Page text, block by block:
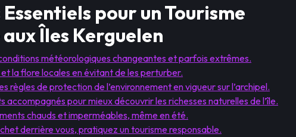
pour un Tourisme
Îles Kerguelen
météorologiques changeantes et parfois extrêmes.
la flore locales en évitant de les perturber.
règles de protection de l’environnement en vigueur sur l’archipel.
accompagnés pour mieux découvrir les richesses naturelles de l’île.
chauds et imperméables, même en été.
derrière vous, pratiquez un tourisme responsable.